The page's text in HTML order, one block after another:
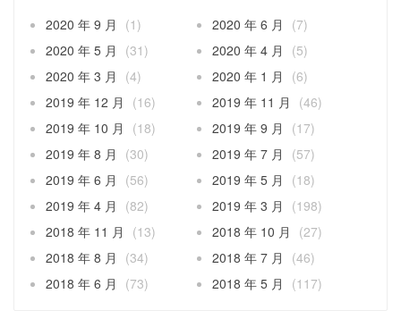
2020 年 9 月 (1) 2020 年 6 月
(7)
2020 年 5 月
(31) 2020 年 4 月
(5)
2020 年 3 月
(4) 2020 年 1 月
(6)
2019 年 12 月
(16) 2019 年 11 月
(46)
2019 年 10 月
(18) 2019 年 9 月
(17)
2019 年 8 月
(30) 2019 年 7 月
(57)
2019 年 6 月
(56) 2019 年 5 月
(18)
2019 年 4 月
(82) 2019 年 3 月
(198)
2018 年 11 月
(13) 2018 年 10 月
(27)
2018 年 8 月
(34) 2018 年 7 月
(46)
2018 年 6 月
(73) 2018 年 5 月 (117)